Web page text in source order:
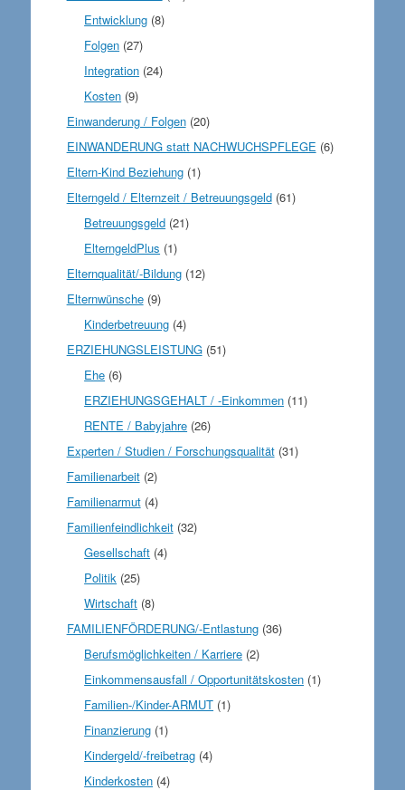
Entwicklung (8)
Folgen (27)
Integration (24)
Kosten (9)
Einwanderung / Folgen(20)
EINWANDERUNG statt NACHWUCHSPFLEGE (6)
Eltern-Kind Beziehung(1)
Elterngeld / Elternzeit / Betreuungsgeld(61)
Betreuungsgeld (21)
ElterngeldPlus (1)
Elternqualität/-Bildung(12)
Elternwünsche(9)
Kinderbetreuung (4)
ERZIEHUNGSLEISTUNG(51)
Ehe (6)
ERZIEHUNGSGEHALT / -Einkommen (11)
RENTE / Babyjahre (26)
Experten / Studien / Forschungsqualität(31)
Familienarbeit(2)
Familienarmut(4)
Familienfeindlichkeit(32)
Gesellschaft (4)
Politik (25)
Wirtschaft (8)
FAMILIENFÖRDERUNG/-Entlastung(36)
Berufsmöglichkeiten / Karriere (2)
Einkommensausfall / Opportunitätskosten (1)
Familien-/Kinder-ARMUT (1)
Finanzierung (1)
Kindergeld/-freibetrag (4)
Kinderkosten (4)